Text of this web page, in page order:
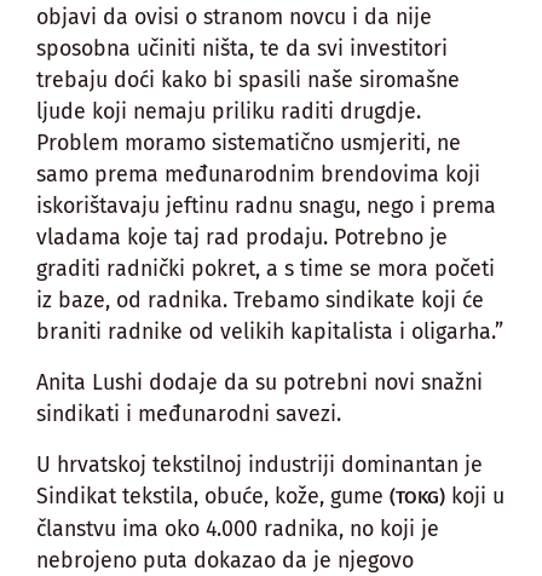
objavi da ovisi o stranom novcu i da nije
sposobna učiniti ništa, te da svi investitori
trebaju doći kako bi spasili naše siromašne
ljude koji nemaju priliku raditi drugdje.
Problem moramo sistematično usmjeriti, ne
samo prema međunarodnim brendovima koji
iskorištavaju jeftinu radnu snagu, nego i prema
vladama koje taj rad prodaju. Potrebno je
graditi radnički pokret, a s time se mora početi
iz baze, od radnika. Trebamo sindikate koji će
braniti radnike od velikih kapitalista i oligarha.”
Anita Lushi dodaje da su potrebni novi snažni
sindikati i međunarodni savezi.
U hrvatskoj tekstilnoj industriji dominantan je
Sindikat tekstila, obuće, kože, gume (TOKG) koji u
članstvu ima oko 4.000 radnika, no koji je
nebrojeno puta dokazao da je njegovo